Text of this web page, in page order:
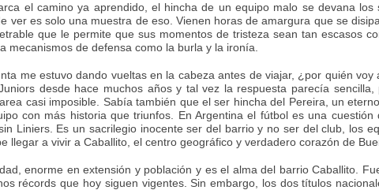
el camino ya aprendido, el hincha de un equipo malo se devana
ver es solo una muestra de eso. Vienen horas de amargura que se
que le permite que sus momentos de tristeza sean tan escasos
de defensa como la burla y la ironía.
me estuvo dando vueltas en la cabeza antes de viajar, ¿por quién
desde hace muchos años y tal vez la respuesta parecía
casi imposible. Sabía también que el ser hincha del Pereira, un
con más historia que triunfos. En Argentina el fútbol es una
Liniers. Es un sacrilegio inocente ser del barrio y no ser del club, los
llegar a vivir a Caballito, el centro geográfico y verdadero corazón de
enorme en extensión y población y es el alma del barrio Caballito.
récords que hoy siguen vigentes. Sin embargo, los dos títulos